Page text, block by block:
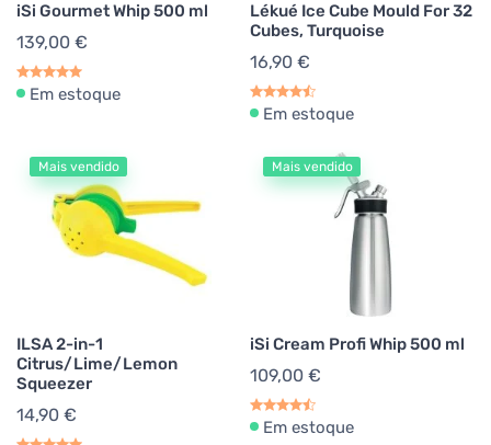
iSi Gourmet Whip 500 ml
139,00 €
Em estoque
Lékué Ice Cube Mould For 32
Cubes, Turquoise
16,90 €
Em estoque
Mais vendido
ILSA 2-in-1
Citrus/Lime/Lemon
Squeezer
14,90 €
Mais vendido
iSi Cream Profi Whip 500 ml
109,00 €
Em estoque